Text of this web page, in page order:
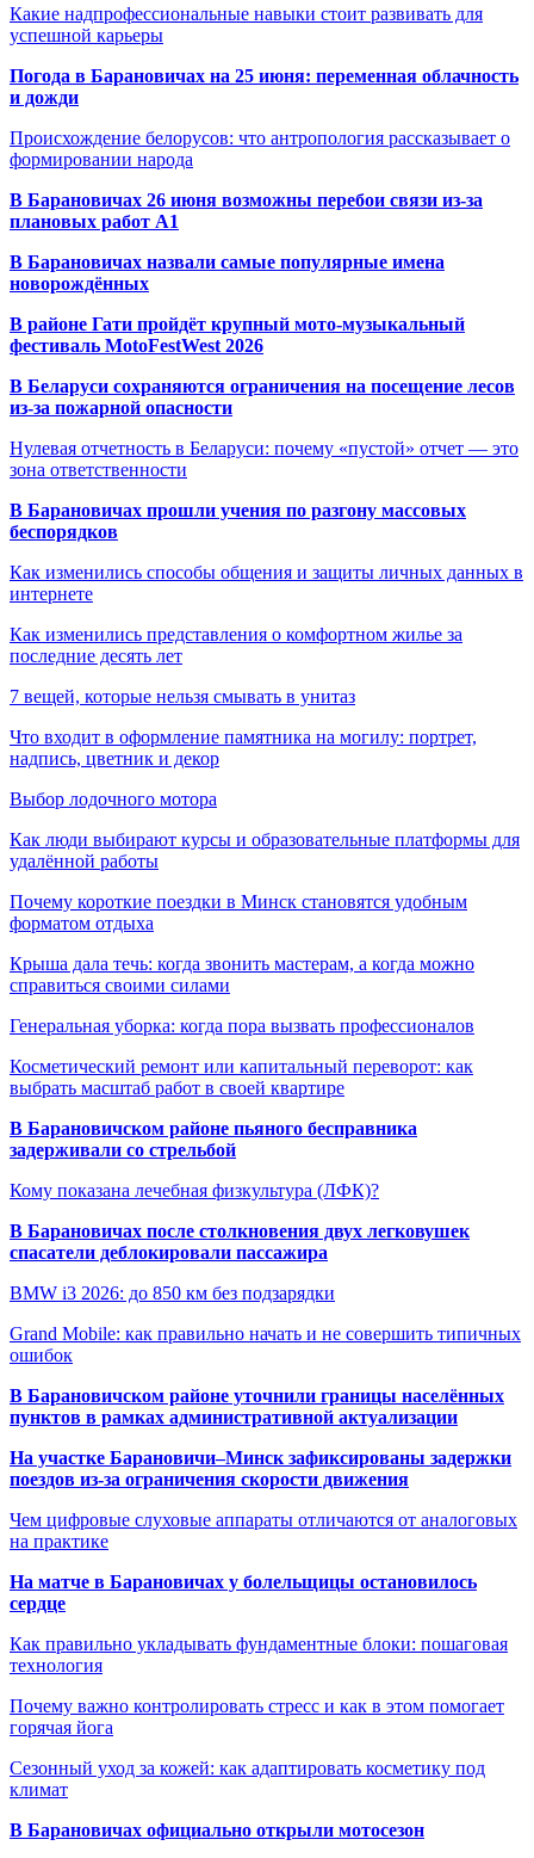
Какие надпрофессиональные навыки стоит развивать для
успешной карьеры
Погода в Барановичах на 25 июня: переменная облачность
и дожди
Происхождение белорусов: что антропология рассказывает о
формировании народа
В Барановичах 26 июня возможны перебои связи из-за
плановых работ A1
В Барановичах назвали самые популярные имена
новорождённых
В районе Гати пройдёт крупный мото-музыкальный
фестиваль MotoFestWest 2026
В Беларуси сохраняются ограничения на посещение лесов
из-за пожарной опасности
Нулевая отчетность в Беларуси: почему «пустой» отчет — это
зона ответственности
В Барановичах прошли учения по разгону массовых
беспорядков
Как изменились способы общения и защиты личных данных в
интернете
Как изменились представления о комфортном жилье за
последние десять лет
7 вещей, которые нельзя смывать в унитаз
Что входит в оформление памятника на могилу: портрет,
надпись, цветник и декор
Выбор лодочного мотора
Как люди выбирают курсы и образовательные платформы для
удалённой работы
Почему короткие поездки в Минск становятся удобным
форматом отдыха
Крыша дала течь: когда звонить мастерам, а когда можно
справиться своими силами
Генеральная уборка: когда пора вызвать профессионалов
Косметический ремонт или капитальный переворот: как
выбрать масштаб работ в своей квартире
В Барановичском районе пьяного бесправника
задерживали со стрельбой
Кому показана лечебная физкультура (ЛФК)?
В Барановичах после столкновения двух легковушек
спасатели деблокировали пассажира
BMW i3 2026: до 850 км без подзарядки
Grand Mobile: как правильно начать и не совершить типичных
ошибок
В Барановичском районе уточнили границы населённых
пунктов в рамках административной актуализации
На участке Барановичи–Минск зафиксированы задержки
поездов из-за ограничения скорости движения
Чем цифровые слуховые аппараты отличаются от аналоговых
на практике
На матче в Барановичах у болельщицы остановилось
сердце
Как правильно укладывать фундаментные блоки: пошаговая
технология
Почему важно контролировать стресс и как в этом помогает
горячая йога
Сезонный уход за кожей: как адаптировать косметику под
климат
В Барановичах официально открыли мотосезон